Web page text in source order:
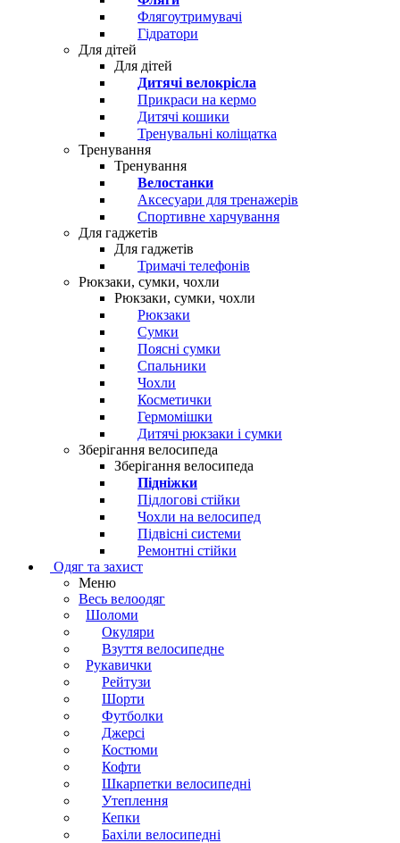
Флягоутримувачі
Гідратори
Для дітей
Для дітей
Дитячі велокрісла
Прикраси на кермо
Дитячі кошики
Тренувальні коліщатка
Тренування
Тренування
Велостанки
Аксесуари для тренажерів
Спортивне харчування
Для гаджетів
Для гаджетів
Тримачі телефонів
Рюкзаки, сумки, чохли
Рюкзаки, сумки, чохли
Рюкзаки
Сумки
Поясні сумки
Спальники
Чохли
Косметички
Гермомішки
Дитячі рюкзаки і сумки
Зберігання велосипеда
Зберігання велосипеда
Підніжки
Підлогові стійки
Чохли на велосипед
Підвісні системи
Ремонтні стійки
Одяг та захист
Меню
Весь велоодяг
Шоломи
Окуляри
Взуття велосипедне
Рукавички
Рейтузи
Шорти
Футболки
Джерсі
Костюми
Кофти
Шкарпетки велосипедні
Утеплення
Кепки
Бахіли велосипедні